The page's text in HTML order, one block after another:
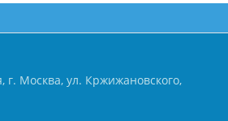
г. Москва, ул. Кржижановского,